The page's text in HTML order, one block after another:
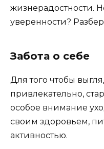
жизнерадостности.
уверенности?
Забота о себе
Для того чтобы
привлекательно,
особое внимание
своим здоровьем,
активностью.